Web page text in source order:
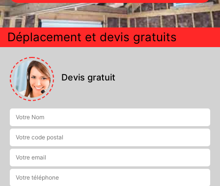
Déplacement et devis gratuits
Devis gratuit